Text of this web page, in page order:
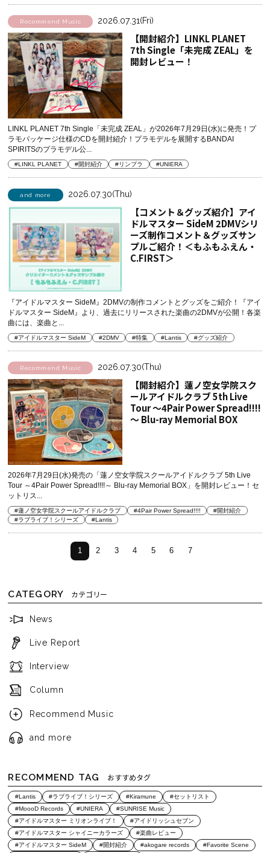
Recommend Music 2026.07.31(Fri)
【開封紹介】LINKL PLANET
7th Single「未完成 ZEAL」を
開封レビュー！
LINKL PLANET 7th Single「未完成 ZEAL」が2026年7月29日(水)に発売！プ
ラモパッケージ仕様のCDを開封紹介！プラモデルを展開するBANDAI
SPIRITSのプラモデル公...
#LINKL PLANET #開封紹介 #リンプラ #UNIERA
and more 2026.07.30(Thu)
【コメント＆グッズ紹介】アイ
ドルマスター SideM 2DMVシリ
ーズ制作コメント＆グッズサン
プルご紹介！＜もふもふえん・
C.FIRST＞
『アイドルマスター SideM』2DMVの制作コメントとグッズをご紹介！『アイ
ドルマスター SideM』より、過去にリリースされた楽曲の2DMVが公開！各楽
曲には、楽曲と...
#アイドルマスター SideM #2DMV #特集 #Lantis #グッズ紹介
Recommend Music 2026.07.30(Thu)
【開封紹介】蓮ノ空女学院スク
ールアイドルクラブ 5th Live
Tour ～4Pair Power Spread!!!!
～ Blu-ray Memorial BOX
2026年7月29日(水)発売の「蓮ノ空女学院スクールアイドルクラブ 5th Live
Tour ～4Pair Power Spread!!!!～ Blu-ray Memorial BOX」を開封レビュー！セ
ットリス...
#蓮ノ空女学院スクールアイドルクラブ #4Pair Power Spread!!!!
#開封紹介
#ラブライブ！シリーズ
#Lantis
1 2 3 4 5 6 7
CATEGORY カテゴリー
News
Live Report
Interview
Column
Recommend Music
and more
RECOMMEND TAG おすすめタグ
#Lantis #ラブライブ！シリーズ #Kiramune
#セットリスト
#MoooD Records
#UNIERA
#SUNRISE Music
#アイドルマスター ミリオンライブ！
#アイドリッシュセブン
#アイドルマスター シャイニーカラーズ
#楽曲レビュー
#アイドルマスター SideM
#開封紹介 #akogare records
#Favorite Scene